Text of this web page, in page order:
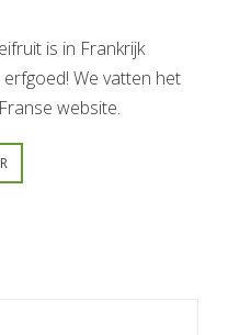
is in Frankrijk
We vatten het
website.